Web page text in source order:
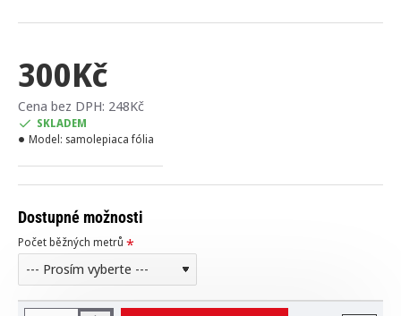
300Kč
Cena bez DPH: 248Kč
SKLADEM
Model: samolepiaca fólia
Dostupné možnosti
Počet běžných metrů